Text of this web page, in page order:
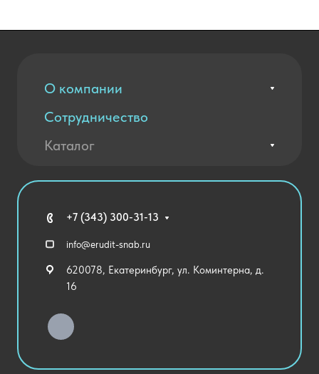
О компании
Вакансии
Контакты
Благодарственные письма
Сотрудничество
Оплата и доставка
Каталог
Технические средства обучения
Спортивный зал
Уличное оборудование
Хозяйственные Товары
Столовая и пищеблок
+7 (343) 300-31-13
info@erudit-snab.ru
620078, Екатеринбург, ул. Коминтерна, д.
16